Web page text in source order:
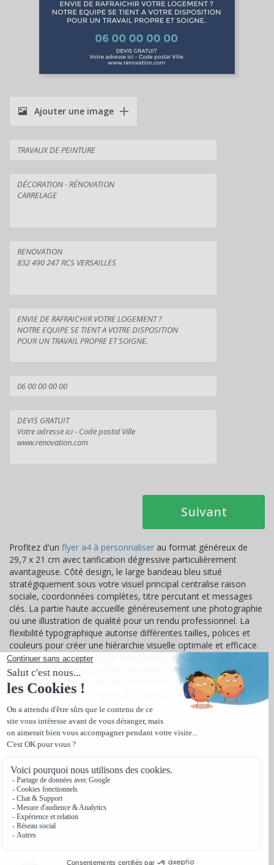
Ajouter une image
Suivant
Profitez d'un flyer a4 à personnaliser au format généreux de
29,7 x 21 cm avec tarification dégressive particulièrement
avantageuse. Côté design, le large bandeau bleu situé
stratégiquement sous votre visuel principal centralise raison
sociale, coordonnées complètes, titre percutant et messages
clés. La partie haute accueille généreusement une photographie
ou une illustration de qualité pour un rendu professionnel. La
flexibilité typographique autorise différentes tailles, polices et
couleurs pour créer une hiérarchie visuelle optimale et efficace.
Ce format A4 offre l'espace nécessaire pour un message
complet sans compromettre la lisibilité. Simplifiez vos actions
marketing en choisissant de
commander des flyers
professionnels chez Ooprint, le numéro 1 de l'impression en
ligne.